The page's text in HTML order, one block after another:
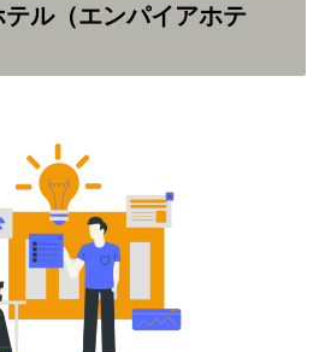
ル（エンパイアホテ